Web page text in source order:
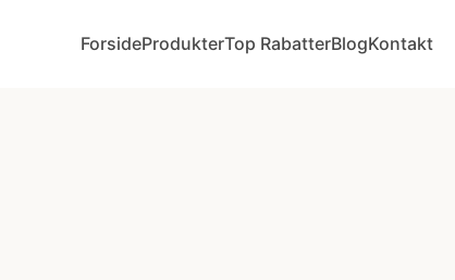
ForsideProdukterTop RabatterBlogKontakt